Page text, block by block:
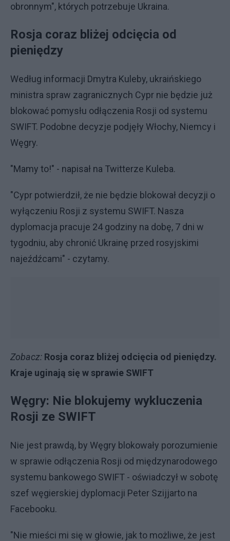
obronnym", których potrzebuje Ukraina.
Rosja coraz bliżej odcięcia od
pieniędzy
Według informacji Dmytra Kuleby, ukraińskiego
ministra spraw zagranicznych Cypr nie będzie już
blokować pomysłu odłączenia Rosji od systemu
SWIFT. Podobne decyzje podjęły Włochy, Niemcy i
Węgry.
"Mamy to!" - napisał na Twitterze Kuleba.
"Cypr potwierdził, że nie będzie blokował decyzji o
wyłączeniu Rosji z systemu SWIFT. Nasza
dyplomacja pracuje 24 godziny na dobę, 7 dni w
tygodniu, aby chronić Ukrainę przed rosyjskimi
najeźdźcami" - czytamy.
Zobacz: Rosja coraz bliżej odcięcia od pieniędzy.
Kraje uginają się w sprawie SWIFT
Węgry: Nie blokujemy wykluczenia
Rosji ze SWIFT
Nie jest prawdą, by Węgry blokowały porozumienie
w sprawie odłączenia Rosji od międzynarodowego
systemu bankowego SWIFT - oświadczył w sobotę
szef węgierskiej dyplomacji Peter Szijjarto na
Facebooku.
"Nie mieści mi się w głowie, jak to możliwe, że jest